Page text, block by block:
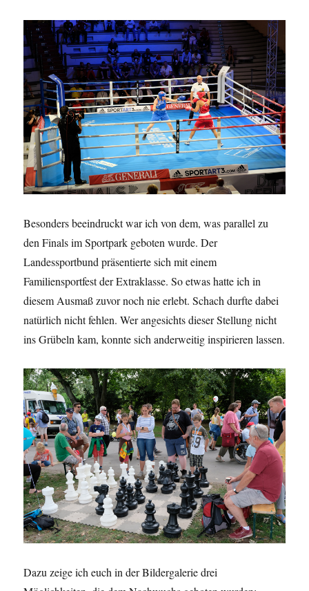
Besonders beeindruckt war ich von dem, was parallel zu
den Finals im Sportpark geboten wurde. Der
Landessportbund präsentierte sich mit einem
Familiensportfest der Extraklasse. So etwas hatte ich in
diesem Ausmaß zuvor noch nie erlebt. Schach durfte dabei
natürlich nicht fehlen. Wer angesichts dieser Stellung nicht
ins Grübeln kam, konnte sich anderweitig inspirieren lassen.
Dazu zeige ich euch in der Bildergalerie drei